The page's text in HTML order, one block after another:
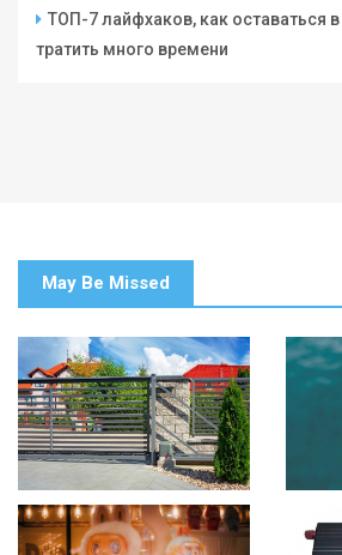
ТОП-7 лайфхаков, как оставаться
тратить много времени
May Be Missed